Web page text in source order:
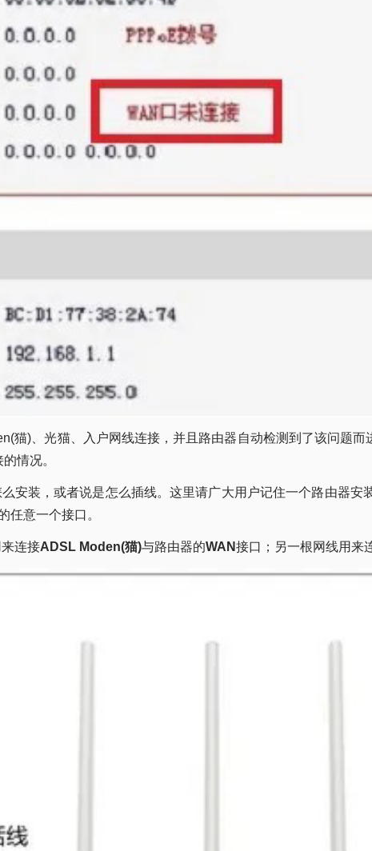
猫)、光猫、入户网线连接，并且路由器自动检测到了该问题
情况。
安装，或者说是怎么插线。这里请广大用户记住一个路由器安
任意一个接口。
连接ADSL Moden(猫)与路由器的WAN接口；另一根网线用来